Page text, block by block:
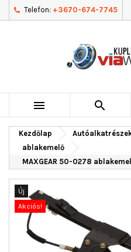
Telefon: +3670-674-7745
 
Kezdőlap
ablakemelő
MAXGEAR 50-0278
Új
Akciós!